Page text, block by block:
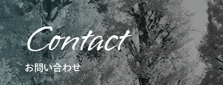
が特徴です。首都圏の好立地に物件を保有
することで極限までリスクを抑えて投資す
ることができます。また、そのような入居
の途切れない好立地の物件は高値で取引さ
れるので、弊社でも数多くのオーナー様が
Contact
お問い合わせ